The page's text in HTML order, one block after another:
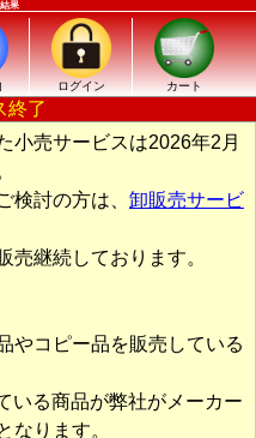
果
ログイン カート
終了
小売サービスは2026年2月
検討の方は、 卸販売サービ
売継続しております。
やコピー品を販売している
いる商品が弊社がメーカー
なります。